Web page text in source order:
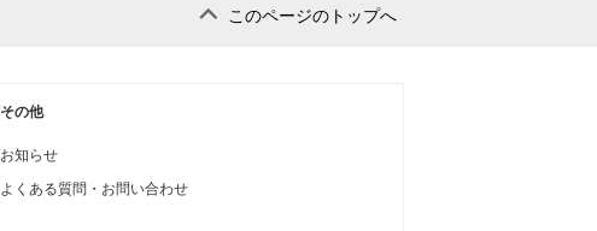
このページのトップへ
その他
お知らせ
よくある質問・お問い合わせ